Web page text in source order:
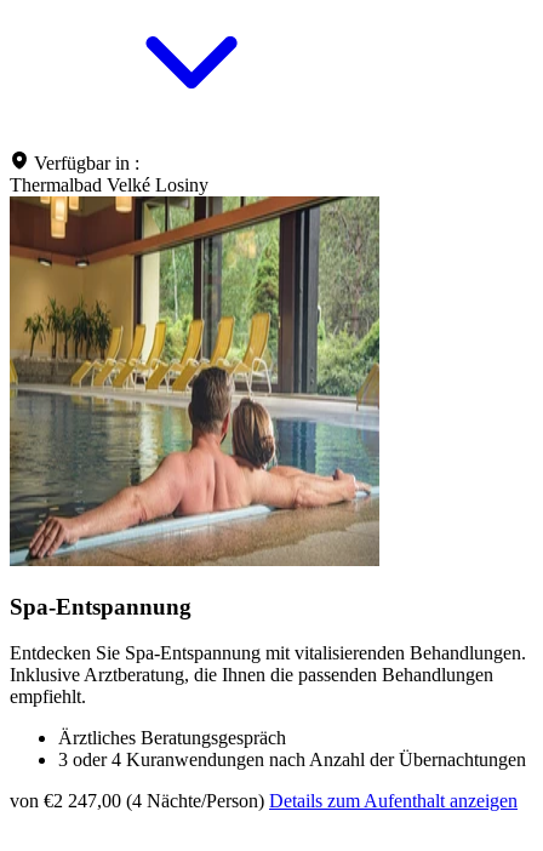
Verfügbar in :
Thermalbad Velké Losiny
Spa-Entspannung
Entdecken Sie Spa-Entspannung mit vitalisierenden Behandlungen.
Inklusive Arztberatung, die Ihnen die passenden Behandlungen
empfiehlt.
Ärztliches Beratungsgespräch
3 oder 4 Kuranwendungen nach Anzahl der Übernachtungen
von €2 247,00 (4 Nächte/Person) Details zum Aufenthalt anzeigen